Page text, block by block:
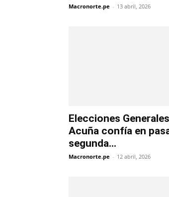
Macronorte.pe - 13 abril, 2026
Elecciones
Acuña confía en
segunda...
Macronorte.pe - 12 abril, 2026